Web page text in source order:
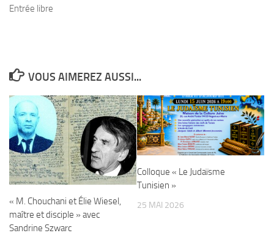
Entrée libre
VOUS AIMEREZ AUSSI...
« M. Chouchani et Élie Wiesel,
maître et disciple » avec
Sandrine Szwarc
Colloque « Le Judaïsme
Tunisien »
25 MAI 2026